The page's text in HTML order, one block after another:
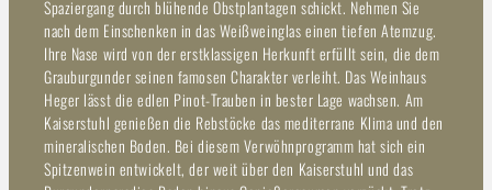
Spaziergang durch blühende Obstplantagen schickt. Nehmen Sie
nach dem Einschenken in das Weißweinglas einen tiefen Atemzug.
Ihre Nase wird von der erstklassigen Herkunft erfüllt sein, die dem
Grauburgunder seinen famosen Charakter verleiht. Das Weinhaus
Heger lässt die edlen Pinot-Trauben in bester Lage wachsen. Am
Kaiserstuhl genießen die Rebstöcke das mediterrane Klima und den
mineralischen Boden. Bei diesem Verwöhnprogramm hat sich ein
Spitzenwein entwickelt, der weit über den Kaiserstuhl und das